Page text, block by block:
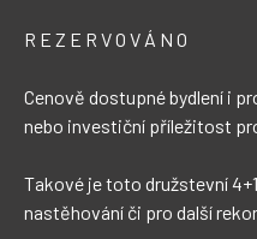
R E Z E R V O V Á N O
Cenově dostupné bydlení i
nebo investiční příležitost
Takové je toto družstevní
nastěhování či pro další